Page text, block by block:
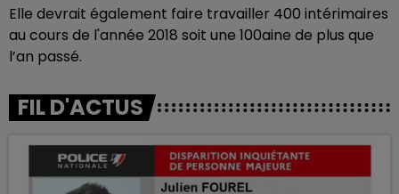
Elle devrait également faire travailler 400 intérimaires
au cours de l'année 2018 soit une 100aine de plus que
l’an passé.
FIL D'ACTUS